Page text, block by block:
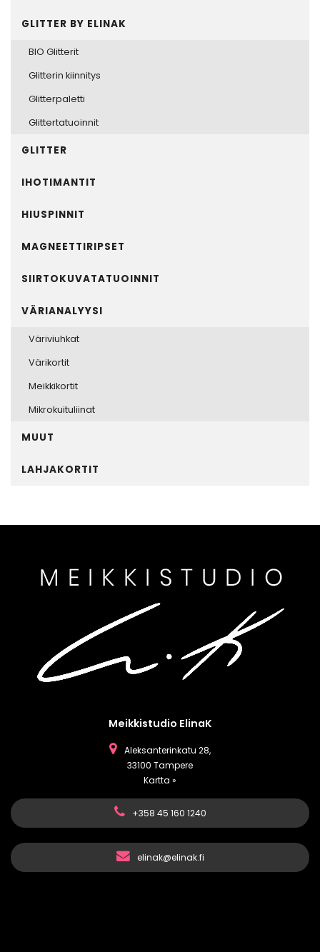
GLITTER BY ELINAK
BIO Glitterit
Glitterin kiinnitys
Glitterpaletti
Glittertatuoinnit
GLITTER
IHOTIMANTIT
HIUSPINNIT
MAGNEETTIRIPSET
SIIRTOKUVATATUOINNIT
VÄRIANALYYSI
Väriviuhkat
Värikortit
Meikkikortit
Mikrokuituliinat
MUUT
LAHJAKORTIT
Meikkistudio ElinaK
Aleksanterinkatu 28,
33100 Tampere
Kartta »
+358 45 160 1240
elinak@elinak.fi